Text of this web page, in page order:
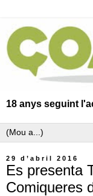
18 anys seguint
29 d’abril 2016
Es presenta
Comiqueres